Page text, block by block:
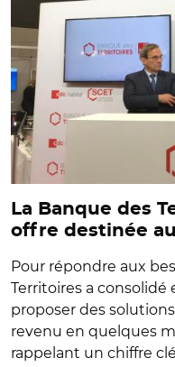
La Banque des
offre destinée
Pour répondre aux
Territoires a
proposer des
revenu en quelques
rappelant un chiffre